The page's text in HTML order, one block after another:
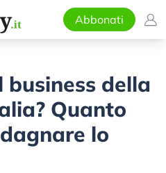
Abbonati
della
Quanto
lo